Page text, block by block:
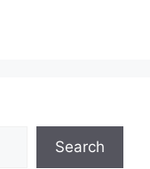
Search